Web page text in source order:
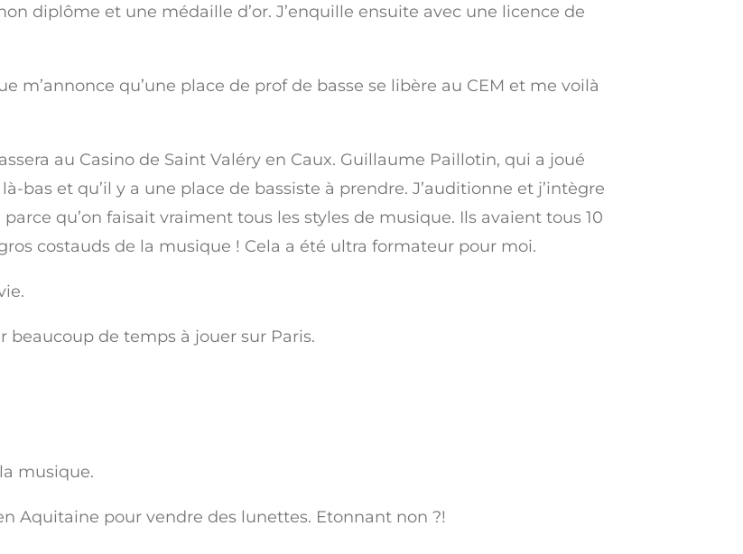
diplôme et une médaille d’or. J’enquille ensuite avec une licence de
m’annonce qu’une place de prof de basse se libère au CEM et me voilà
au Casino de Saint Valéry en Caux. Guillaume Paillotin, qui a joué
bas et qu’il y a une place de bassiste à prendre. J’auditionne et j’intègre
qu’on faisait vraiment tous les styles de musique. Ils avaient tous 10
costauds de la musique ! Cela a été ultra formateur pour moi.
beaucoup de temps à jouer sur Paris.
musique.
Aquitaine pour vendre des lunettes. Etonnant non ?!